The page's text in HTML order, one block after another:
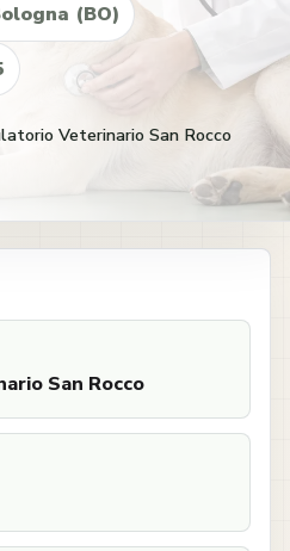
(BO)
Veterinario San Rocco
San Rocco